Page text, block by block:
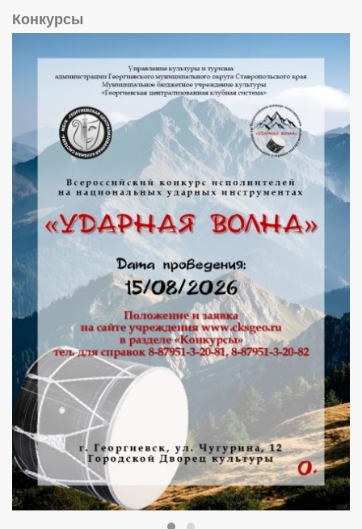
Конкурсы